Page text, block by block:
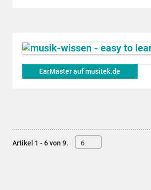
EarMaster auf musitek.de
Artikel 1 - 6 von 9. 6